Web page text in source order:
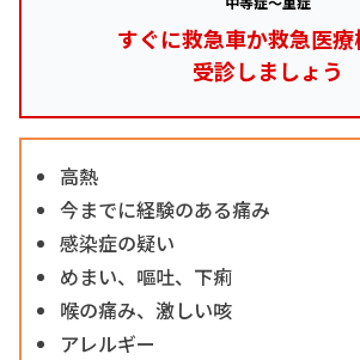
すぐに救急車か救急医療
受診しましょう
高熱
今までに経験のある痛み
感染症の疑い
めまい、嘔吐、下痢
喉の痛み、激しい咳
アレルギー